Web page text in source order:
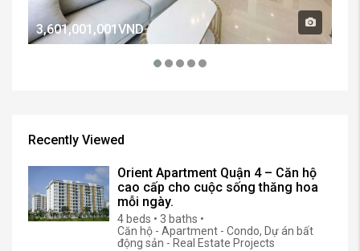
3,601,001,001VND
Recently Viewed
Orient Apartment Quận 4 – Căn hộ
cao cấp cho cuộc sống thăng hoa
mỗi ngày.
4 beds • 3 baths •
Căn hộ - Apartment - Condo, Dự án bất
động sản - Real Estate Projects